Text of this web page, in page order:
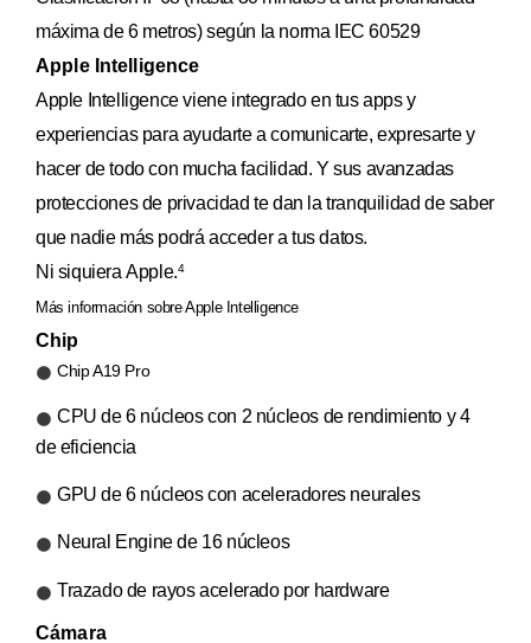
máxima de 6 metros) según la norma IEC 60529
Apple Intelligence
Apple Intelligence viene integrado en tus apps y
experiencias para ayudarte a comunicarte, expresarte y
hacer de todo con mucha facilidad. Y sus avanzadas
protecciones de privacidad te dan la tranquilidad de saber
que nadie más podrá acceder a tus datos.
Ni siquiera Apple.4
Más información sobre Apple Intelligence
Chip
Chip A19 Pro
CPU de 6 núcleos con 2 núcleos de rendimiento y 4
de eficiencia
GPU de 6 núcleos con aceleradores neurales
Neural Engine de 16 núcleos
Trazado de rayos acelerado por hardware
Cámara